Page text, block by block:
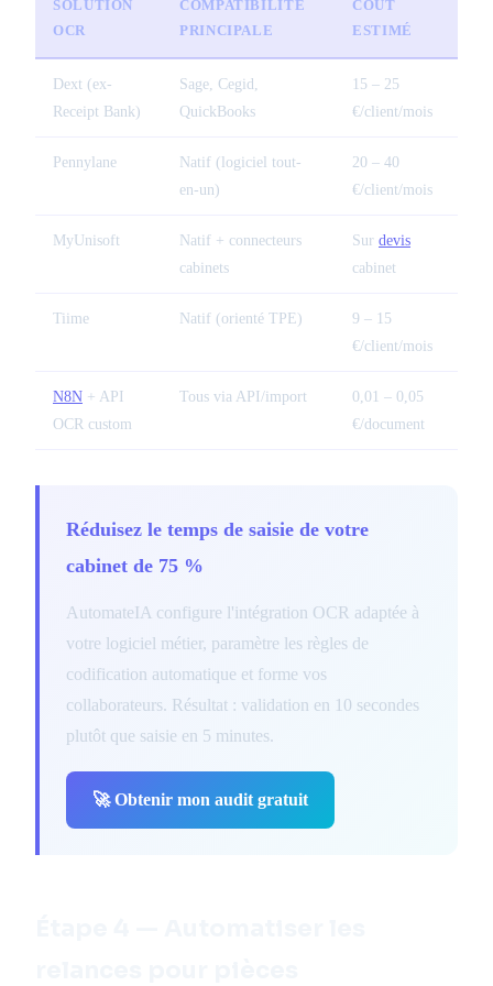
SOLUTION
OCR
COMPATIBILITÉ
PRINCIPALE
COÛT
ESTIMÉ
Dext (ex-
Receipt Bank)
Sage, Cegid,
QuickBooks
15 – 25
€/client/mois
Pennylane
Natif (logiciel tout-
en-un)
20 – 40
€/client/mois
MyUnisoft
Natif + connecteurs
cabinets
Sur devis
cabinet
Tiime Natif (orienté TPE)
9 – 15
€/client/mois
N8N + API
OCR custom
Tous via API/import
0,01 – 0,05
€/document
Réduisez le temps de saisie de votre
cabinet de 75 %
AutomateIA configure l'intégration OCR adaptée à
votre logiciel métier, paramètre les règles de
codification automatique et forme vos
collaborateurs. Résultat : validation en 10 secondes
plutôt que saisie en 5 minutes.
🚀 Obtenir mon audit gratuit